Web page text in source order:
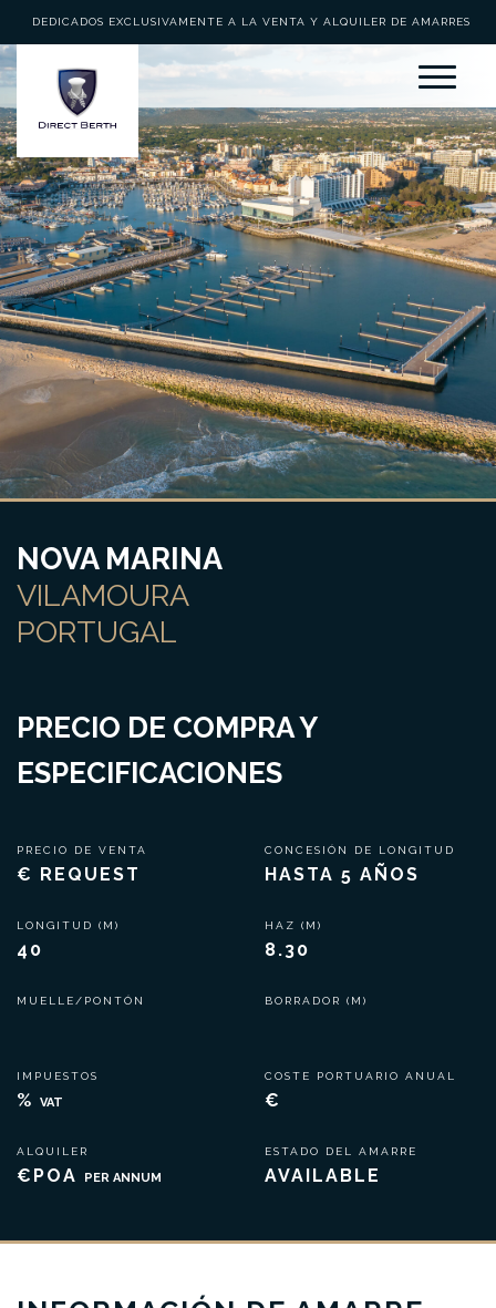
DEDICADOS EXCLUSIVAMENTE A LA VENTA Y ALQUILER DE AMARRES
NOVA MARINA
VILAMOURA
PORTUGAL
PRECIO DE COMPRA Y
ESPECIFICACIONES
PRECIO DE VENTA
€ REQUEST
LONGITUD (M)
40
MUELLE/PONTÓN
IMPUESTOS
% VAT
ALQUILER
€POA PER ANNUM
CONCESIÓN DE LONGITUD
HASTA 5 AÑOS
HAZ (M)
8.30
BORRADOR (M)
COSTE PORTUARIO ANUAL
€
ESTADO DEL AMARRE
AVAILABLE